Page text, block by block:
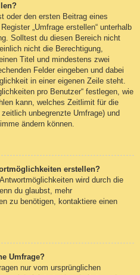
oder den ersten Beitrag eines
„Umfrage erstellen“ unterhalb
Solltest du diesen Bereich nicht
nicht die Berechtigung,
Titel und mindestens zwei
Felder eingeben und dabei
in einer eigenen Zeile steht.
pro Benutzer“ festlegen, wie
kann, welches Zeitlimit für die
unbegrenzte Umfrage) und
ändern können.
erstellen?
wird durch die
du glaubst, mehr
zu benötigen, kontaktiere einen
Umfrage?
nur vom ursprünglichen